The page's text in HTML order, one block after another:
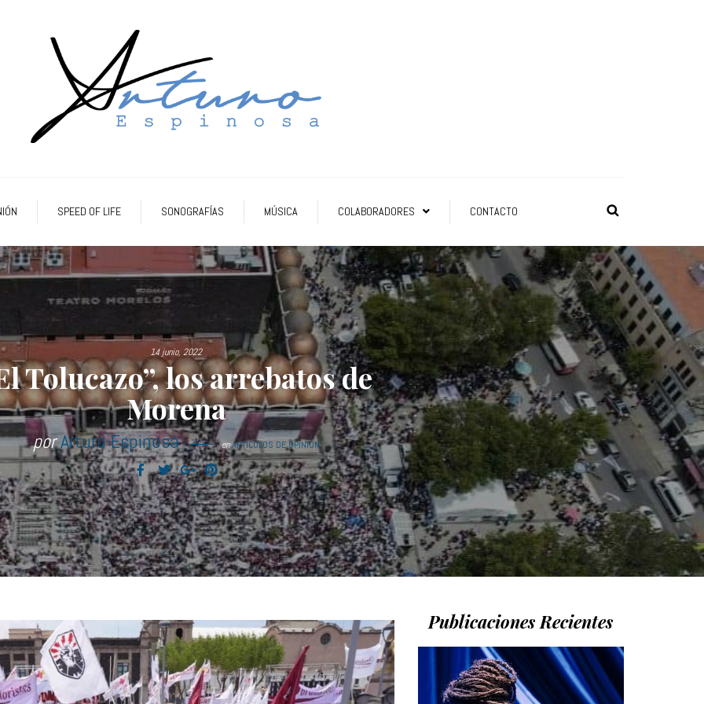
SPEED OF LIFE SONOGRAFÍAS MÚSICA COLABORADORES CONTACTO
14 junio, 2022
Tolucazo”, los arrebatos de
Morena
porArturo Espinosa enARTÍCULOS DE OPINIÓN
Publicaciones Recientes